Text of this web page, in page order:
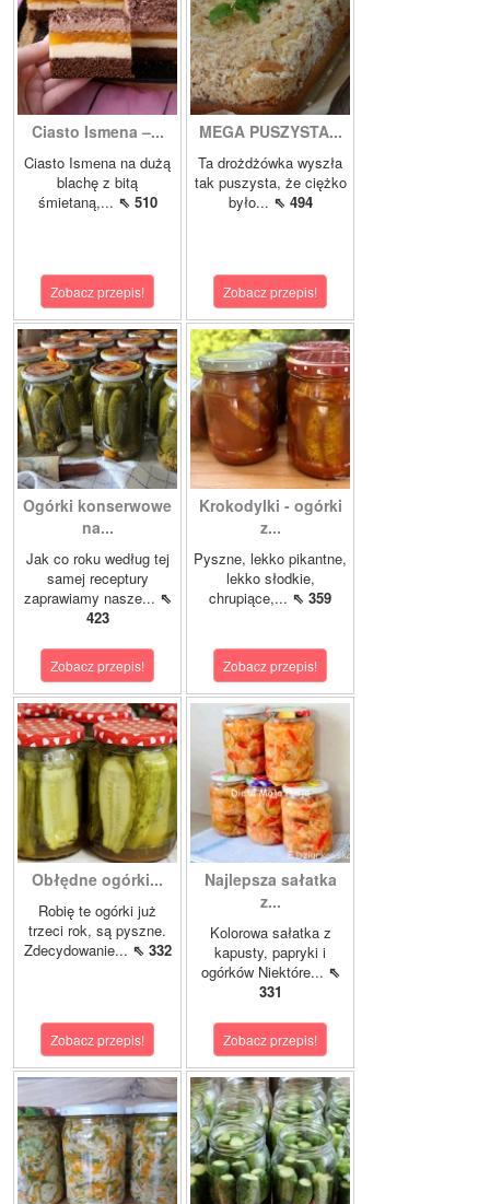
Ciasto Ismena –...
Ciasto Ismena na dużą
blachę z bitą
śmietaną,... ⇖ 510
Zobacz przepis!
MEGA PUSZYSTA...
Ta drożdżówka wyszła
tak puszysta, że ciężko
było... ⇖ 494
Zobacz przepis!
Ogórki konserwowe
na...
Jak co roku według tej
samej receptury
zaprawiamy nasze... ⇖
423
Zobacz przepis!
Krokodylki - ogórki
z...
Pyszne, lekko pikantne,
lekko słodkie,
chrupiące,... ⇖ 359
Zobacz przepis!
Obłędne ogórki...
Robię te ogórki już
trzeci rok, są pyszne.
Zdecydowanie... ⇖ 332
Zobacz przepis!
Najlepsza sałatka
z...
Kolorowa sałatka z
kapusty, papryki i
ogórków Niektóre... ⇖
331
Zobacz przepis!